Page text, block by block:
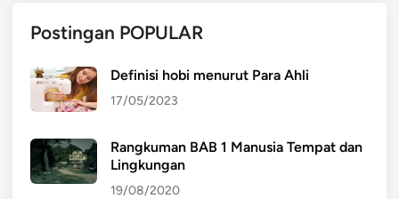
Postingan POPULAR
Definisi hobi menurut Para Ahli
17/05/2023
Rangkuman BAB 1 Manusia Tempat dan
Lingkungan
19/08/2020